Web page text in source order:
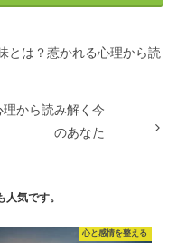
とは？惹かれる心理から読
から読み解く今
のあなた
人気です。
心と感情を整える